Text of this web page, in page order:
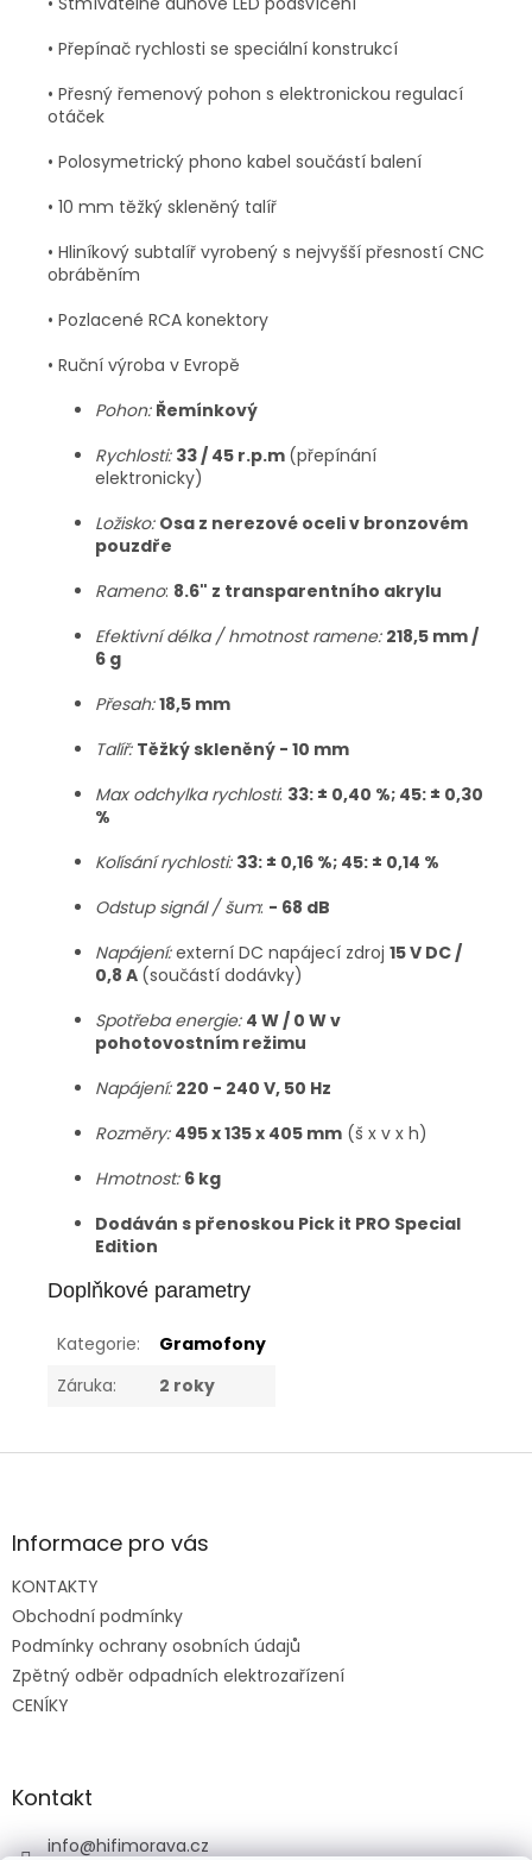
• Přepínač rychlosti se speciální konstrukcí
• Přesný řemenový pohon s elektronickou regulací
otáček
• Polosymetrický phono kabel součástí balení
• 10 mm těžký skleněný talíř
• Hliníkový subtalíř vyrobený s nejvyšší přesností CNC
obráběním
• Pozlacené RCA konektory
• Ruční výroba v Evropě
Pohon: Řemínkový
Rychlosti: 33 / 45 r.p.m (přepínání
elektronicky)
Ložisko: Osa z nerezové oceli v bronzovém
pouzdře
Rameno: 8.6" z transparentního akrylu
Efektivní délka / hmotnost ramene: 218,5 mm /
6 g
Přesah: 18,5 mm
Talíř: Těžký skleněný - 10 mm
Max odchylka rychlosti: 33: ± 0,40 %; 45: ± 0,30
%
Kolísání rychlosti: 33: ± 0,16 %; 45: ± 0,14 %
Odstup signál / šum: - 68 dB
Napájení: externí DC napájecí zdroj 15 V DC /
0,8 A (součástí dodávky)
Spotřeba energie: 4 W / 0 W v
pohotovostním režimu
Napájení: 220 - 240 V, 50 Hz
Rozměry: 495 x 135 x 405 mm (š x v x h)
Hmotnost: 6 kg
Dodáván s přenoskou Pick it PRO Special
Edition
Doplňkové parametry
Kategorie:
Gramofony
Záruka: 2 roky
Z
aInformace pro vás
KONTAKTY
Obchodní podmínky
Podmínky ochrany osobních údajů
Zpětný odběr odpadních elektrozařízení
CENÍKY
Kontakt
info@hifimorava.cz